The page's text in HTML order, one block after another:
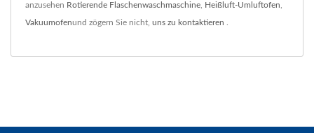
anzusehen Rotierende Flaschenwaschmaschine Heißluft-Umluftofen
Vakuumofenund zögern Sie nicht, uns zu kontaktieren